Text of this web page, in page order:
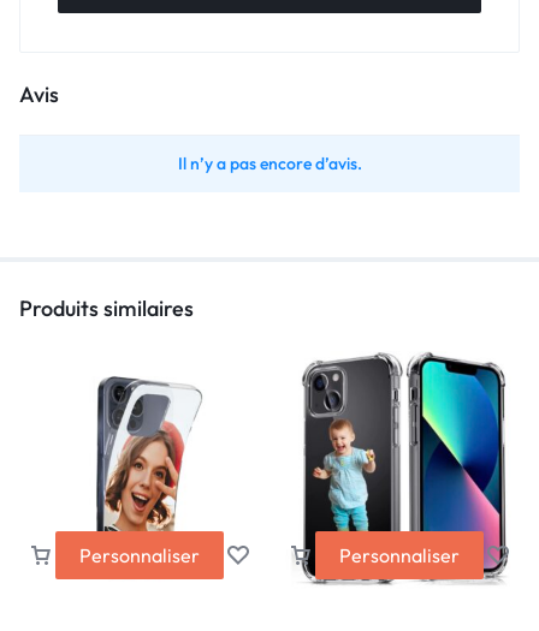
Avis
Il n’y a pas encore d’avis.
Produits similaires
Personnaliser Personnaliser